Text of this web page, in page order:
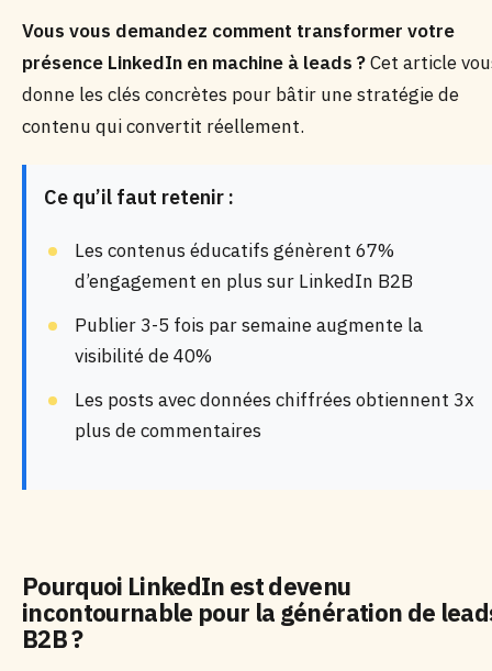
Vous vous demandez comment transformer votre
présence LinkedIn en machine à leads ?Cet article
donne les clés concrètes pour bâtir une stratégie de
contenu qui convertit réellement.
Ce qu’il faut retenir :
Les contenus éducatifs génèrent 67%
d’engagement en plus sur LinkedIn B2B
Publier 3-5 fois par semaine augmente la
visibilité de 40%
Les posts avec données chiffrées obtiennent 3x
plus de commentaires
Pourquoi LinkedIn est devenu
incontournable pour la génération de
B2B ?